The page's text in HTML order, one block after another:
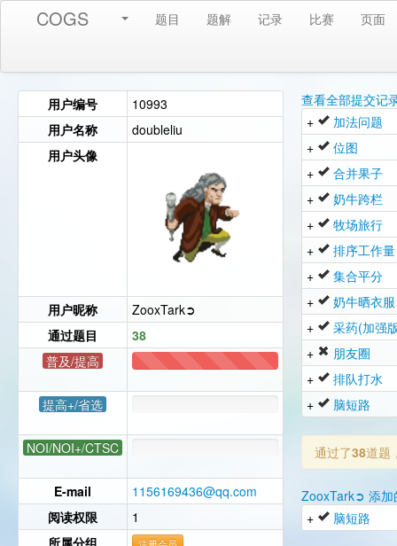
COGS 题目 题解 记录 比赛 页面
用户编号
10993
用户名称
doubleliu
用户头像
用户昵称
ZooxTark➲
通过题目
38
普及/提高
提高+/省选
NOI/NOI+/CTSC
E-mail
1156169436@qq.com
阅读权限
1
所属分组
查看全部提交记
+
加法问题
+
位图
+
合并果子
+
奶牛跨栏
+
牧场旅行
+
排序工作量
+
集合平分
+
奶牛晒衣服
+
采药(加强
+
朋友圈
+
排队打水
+
脑短路
通过了38道题
ZooxTark➲ 添加
+
脑短路